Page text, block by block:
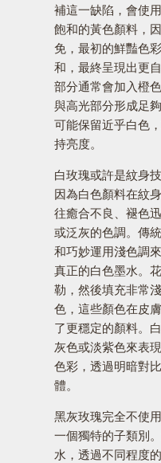
補這一缺陷，會使
飽和的黃色顏料，
免，最初的鮮豔色
和，最終呈現出更
部分通常會加入橙
與高光部分形成足
可能保留近乎白色
持亮度。
白玫瑰或許是紋身
因為白色顏料在紋
往癒合不良、褪色
或泛灰的色調。傳
和巧妙運用淺色調
真正的白色墨水。
勒，然後填充非常
色，這些顏色在皮
了更穩定的顏料。
灰色或淡紫色來表
色彩，透過明暗對
體。
黑灰玫瑰完全不使
一個獨特的子類別
水，透過不同程度